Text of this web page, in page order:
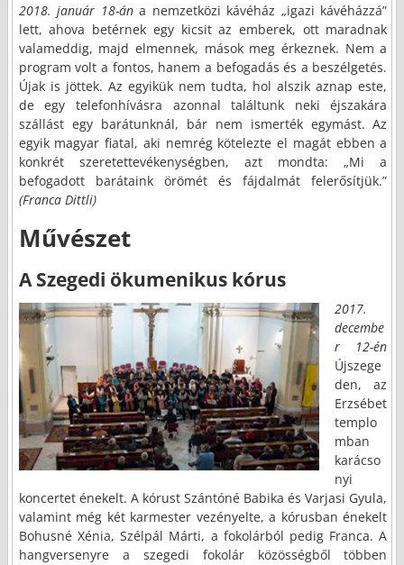
2018. január 18-ána nemzetközi kávéház „igazi kávéházzá”
lett, ahova betérnek egy kicsit az emberek, ott maradnak
valameddig, majd elmennek, mások meg érkeznek. Nem a
program volt a fontos, hanem a befogadás és a beszélgetés.
Újak is jöttek. Az egyikük nem tudta, hol alszik aznap este,
de egy telefonhívásra azonnal találtunk neki éjszakára
szállást egy barátunknál, bár nem ismerték egymást. Az
egyik magyar fiatal, aki nemrég kötelezte el magát ebben a
konkrét szeretettevékenységben, azt mondta: „Mi a
befogadott barátaink örömét és fájdalmát felerősítjük.”
(Franca Dittli)
Művészet
A Szegedi ökumenikus kórus
2017.
decembe
r 12-én
Újszege
den, az
Erzsébet
templo
mban
karácso
nyi
koncertet énekelt. A kórust Szántóné Babika és Varjasi Gyula,
valamint még két karmester vezényelte, a kórusban énekelt
Bohusné Xénia, Szélpál Márti, a fokolárból pedig Franca. A
hangversenyre a szegedi fokolár közösségből többen